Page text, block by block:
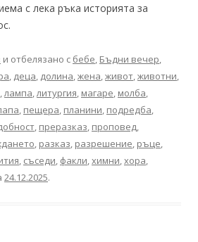
с лека ръка историята за
и отбелязано с бебе, Бъдни вечер,
, деца, долина,жена,живот,животни,
,лампа,литургия, магаре, молба,
, пещера, планини, подредба,
, преразказ, проповед,
, разказ, разрешение, ръце,
, съседи, факли,химни,хора,
24.12.2025.